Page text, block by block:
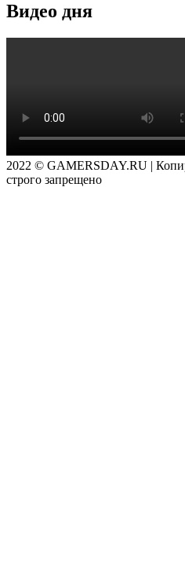
Видео дня
2022 © GAMERSDAY.RU |
строго запрещено